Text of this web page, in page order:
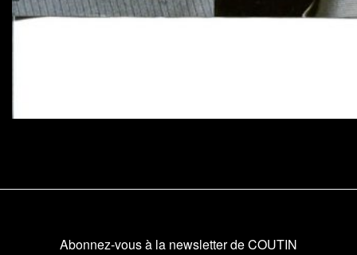
Abonnez-vous à la newsletter de COUTIN